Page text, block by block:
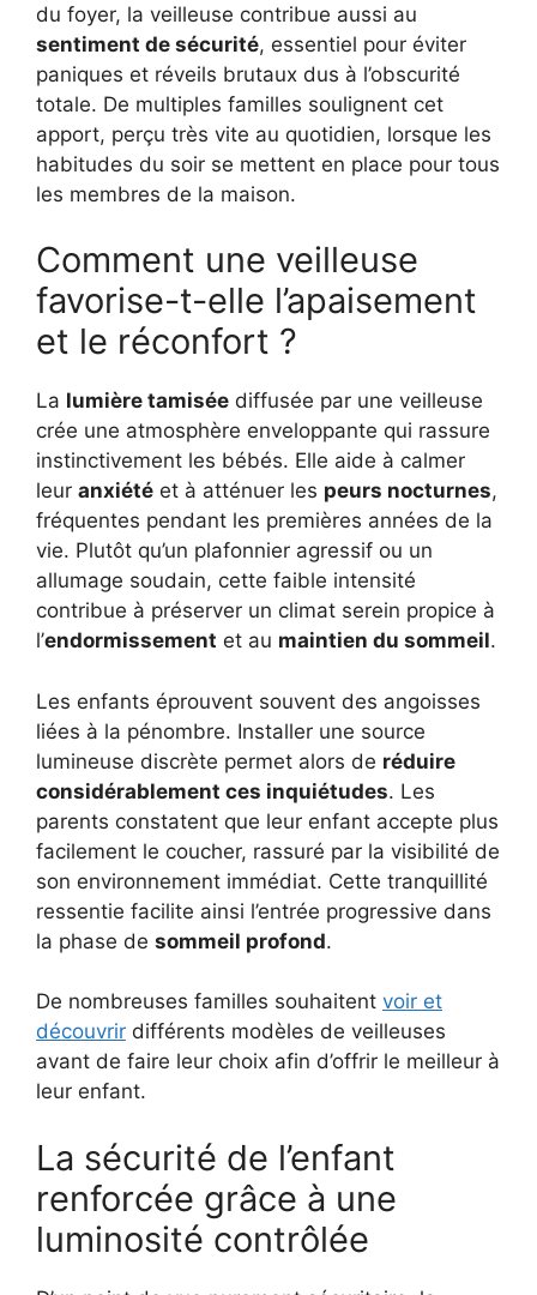
du foyer, la veilleuse contribue aussi au
sentiment de sécurité, essentiel pour éviter
paniques et réveils brutaux dus à l’obscurité
totale. De multiples familles soulignent cet
apport, perçu très vite au quotidien, lorsque les
habitudes du soir se mettent en place pour tous
les membres de la maison.
Comment une veilleuse
favorise-t-elle l’apaisement
et le réconfort ?
La lumière tamisée diffusée par une veilleuse
crée une atmosphère enveloppante qui rassure
instinctivement les bébés. Elle aide à calmer
leur anxiété et à atténuer les peurs nocturnes,
fréquentes pendant les premières années de la
vie. Plutôt qu’un plafonnier agressif ou un
allumage soudain, cette faible intensité
contribue à préserver un climat serein propice à
l’endormissement et au maintien du sommeil.
Les enfants éprouvent souvent des angoisses
liées à la pénombre. Installer une source
lumineuse discrète permet alors de réduire
considérablement ces inquiétudes. Les
parents constatent que leur enfant accepte plus
facilement le coucher, rassuré par la visibilité de
son environnement immédiat. Cette tranquillité
ressentie facilite ainsi l’entrée progressive dans
la phase de sommeil profond.
De nombreuses familles souhaitent voir et
découvrir différents modèles de veilleuses
avant de faire leur choix afin d’offrir le meilleur à
leur enfant.
La sécurité de l’enfant
renforcée grâce à une
luminosité contrôlée